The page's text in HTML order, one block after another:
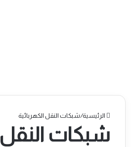
الرئيسية/شبكات النقل الكهربائية
شبكات النقل